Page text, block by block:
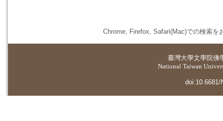
Chrome, Firefox, Safari(Mac)での検索を
臺灣大學文學院佛
National Taiwan
doi:10.6681/